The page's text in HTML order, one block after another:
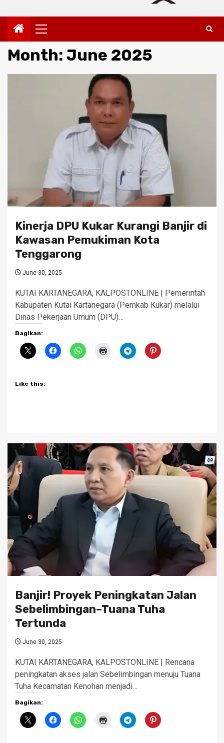
Primary
Menu
Month: June 2025
Kinerja DPU Kukar Kurangi Banjir di
Kawasan Pemukiman Kota
Tenggarong
June 30, 2025
KUTAI KARTANEGARA, KALPOSTONLINE | Pemerintah
Kabupaten Kutai Kartanegara (Pemkab Kukar) melalui
Dinas Pekerjaan Umum (DPU)…
Bagikan:
Like this:
Banjir! Proyek Peningkatan Jalan
Sebelimbingan–Tuana Tuha
Tertunda
June 30, 2025
KUTAI KARTANEGARA, KALPOSTONLINE | Rencana
peningkatan akses jalan Sebelimbingan menuju Tuana
Tuha Kecamatan Kenohan menjadi…
Bagikan: